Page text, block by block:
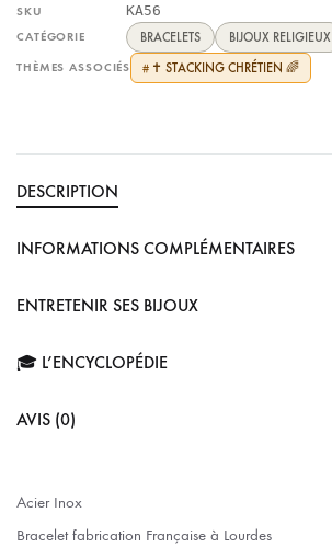
SKU KA56
CATÉGORIE BRACELETS BIJOUX RELIGIEUX
THÈMES ASSOCIÉS # ✝️ STACKING CHRÉTIEN 🌈
DESCRIPTION
INFORMATIONS COMPLÉMENTAIRES
ENTRETENIR SES BIJOUX
🎓 L’ENCYCLOPÉDIE
AVIS (0)
Acier Inox
Bracelet fabrication Française à Lourdes